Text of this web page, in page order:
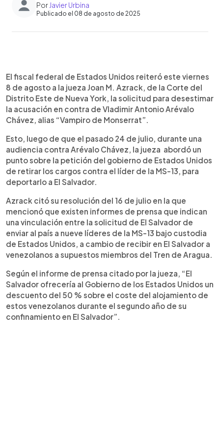
Por Javier Urbina
Publicado el 08 de agosto de 2025
► Escuchar artículo
El fiscal federal de Estados Unidos reiteró este viernes
8 de agosto a la jueza Joan M. Azrack, de la Corte del
Distrito Este de Nueva York, la solicitud para desestimar
la acusación en contra de Vladimir Antonio Arévalo
Chávez, alias “Vampiro de Monserrat”.
Esto, luego de que el pasado 24 de julio, durante una
audiencia contra Arévalo Chávez, la jueza abordó un
punto sobre la petición del gobierno de Estados Unidos
de retirar los cargos contra el líder de la MS-13, para
deportarlo a El Salvador.
Azrack citó su resolución del 16 de julio en la que
mencionó que existen informes de prensa que indican
una vinculación entre la solicitud de El Salvador de
enviar al país a nueve líderes de la MS-13 bajo custodia
de Estados Unidos, a cambio de recibir en El Salvador a
venezolanos a supuestos miembros del Tren de Aragua.
Según el informe de prensa citado por la jueza, “El
Salvador ofrecería al Gobierno de los Estados Unidos un
descuento del 50 % sobre el coste del alojamiento de
estos venezolanos durante el segundo año de su
confinamiento en El Salvador”.